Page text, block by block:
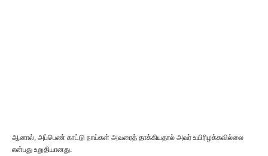
ஆனால், அப்பெண் காட்டு நாய்கள் அவரைத் தாக்கியதால் அவர் உயிரிழக்கவில்லை
என்பது உறுதியானது.